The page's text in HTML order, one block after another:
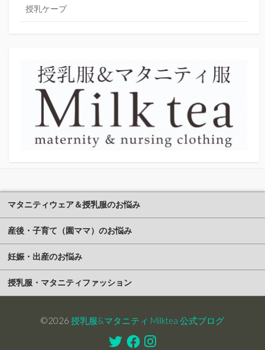
授乳ケープ
マタニティウェア＆授乳服のお悩み
産後・子育て（園ママ）のお悩み
妊娠・出産のお悩み
授乳服・マタニティファッション
©2026 授乳服&マタニティ Milktea 公式ブログ
TwitterFacebookInstagram